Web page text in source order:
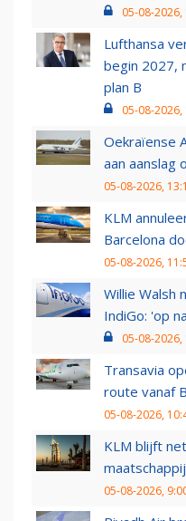
05-08-2026,
Lufthansa
begin 2027,
plan B
05-08-2026,
Oekraïense
aan aanslag
05-08-2026,
KLM
Barcelona
05-08-2026,
Willie Walsh
IndiGo: 'op
05-08-2026,
Transavia
route vanaf
05-08-2026,
KLM blijft
05-08-2026,